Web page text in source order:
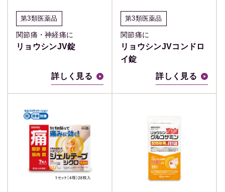
第3類医薬品
関節痛・神経痛に
リョウシンJV錠
詳しく見る
第3類医薬品
関節痛に
リョウシンJVコンドロ
イ錠
詳しく見る